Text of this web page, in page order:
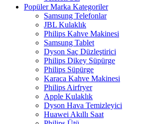
Popüler Marka Kategoriler
Samsung Telefonlar
JBL Kulaklık
Philips Kahve Makinesi
Samsung Tablet
Dyson Saç Düzleştirici
Philips Dikey Süpürge
Philips Süpürge
Karaca Kahve Makinesi
Philips Airfryer
Apple Kulaklık
Dyson Hava Temizleyici
Huawei Akıllı Saat